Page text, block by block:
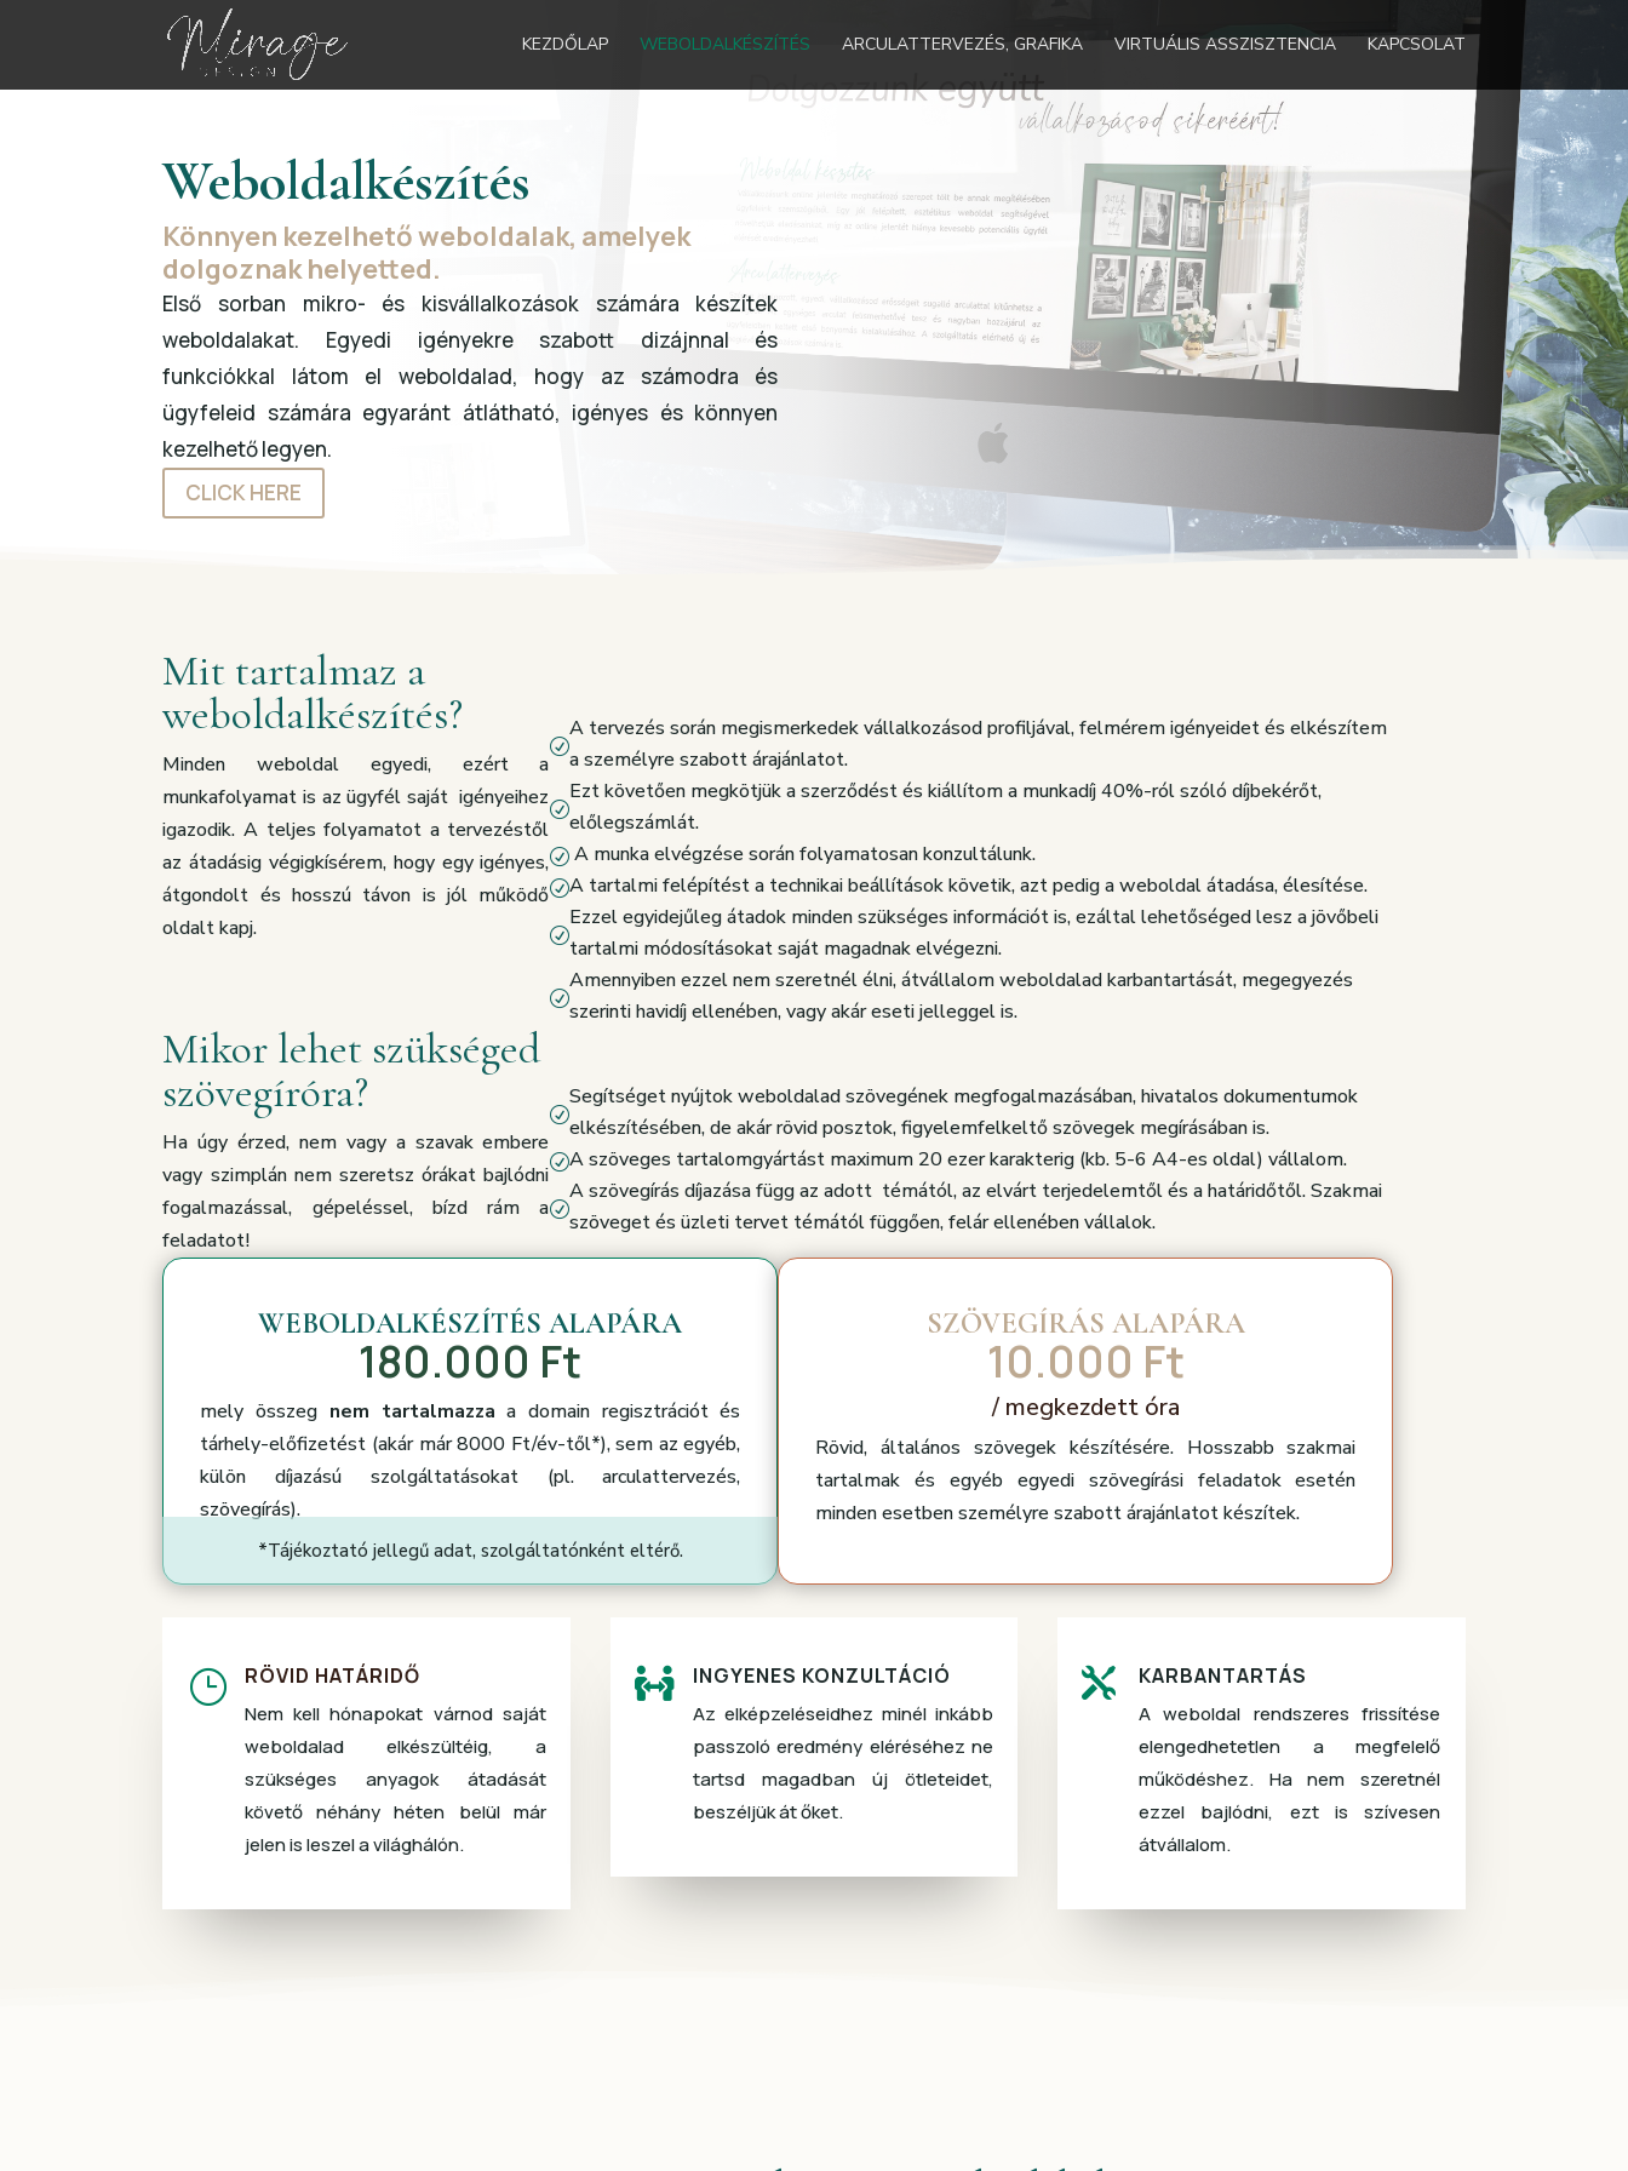
KEZDŐLAP WEBOLDALKÉSZÍTÉS ARCULATTERVEZÉS, GRAFIKA VIRTUÁLIS ASSZISZTENCIA KAPCSOLAT
Weboldalkészítés
Könnyen kezelhető weboldalak, amelyek
dolgoznak helyetted.
Első sorban mikro- és kisvállalkozások számára készítek
weboldalakat. Egyedi igényekre szabott dizájnnal és
funkciókkal látom el weboldalad, hogy az számodra és
ügyfeleid számára egyaránt átlátható, igényes és könnyen
kezelhető legyen.
CLICK HERE
Mit tartalmaz a
weboldalkészítés?
Minden weboldal egyedi, ezért a
munkafolyamat is az ügyfél saját igényeihez
igazodik. A teljes folyamatot a tervezéstől
az átadásig végigkísérem, hogy egy igényes,
átgondolt és hosszú távon is jól működő
oldalt kapj.
R
A tervezés során megismerkedek vállalkozásod profiljával, felmérem igényeidet és elkészítem
a személyre szabott árajánlatot.
R
Ezt követően megkötjük a szerződést és kiállítom a munkadíj 40%-ról szóló díjbekérőt,
előlegszámlát.
R A munka elvégzése során folyamatosan konzultálunk.
RA tartalmi felépítést a technikai beállítások követik, azt pedig a weboldal átadása, élesítése.
R
Ezzel egyidejűleg átadok minden szükséges információt is, ezáltal lehetőséged lesz a jövőbeli
tartalmi módosításokat saját magadnak elvégezni.
R
Amennyiben ezzel nem szeretnél élni, átvállalom weboldalad karbantartását, megegyezés
szerinti havidíj ellenében, vagy akár eseti jelleggel is.
Mikor lehet szükséged
szövegíróra?
Ha úgy érzed, nem vagy a szavak embere
vagy szimplán nem szeretsz órákat bajlódni
fogalmazással, gépeléssel, bízd rám a
feladatot!
R
Segítséget nyújtok weboldalad szövegének megfogalmazásában, hivatalos dokumentumok
elkészítésében, de akár rövid posztok, figyelemfelkeltő szövegek megírásában is.
RA szöveges tartalomgyártást maximum 20 ezer karakterig (kb. 5-6 A4-es oldal) vállalom.
R
A szövegírás díjazása függ az adott témától, az elvárt terjedelemtől és a határidőtől. Szakmai
szöveget és üzleti tervet témától függően, felár ellenében vállalok.
WEBOLDALKÉSZÍTÉS ALAPÁRA
180.000 Ft
mely összeg nem tartalmazza a domain regisztrációt és
tárhely-előfizetést (akár már 8000 Ft/év-től*), sem az egyéb,
külön díjazású szolgáltatásokat (pl. arculattervezés,
szövegírás).
*Tájékoztató jellegű adat, szolgáltatónként eltérő.
SZÖVEGÍRÁS ALAPÁRA
10.000 Ft
/ megkezdett óra
Rövid, általános szövegek készítésére. Hosszabb szakmai
tartalmak és egyéb egyedi szövegírási feladatok esetén
minden esetben személyre szabott árajánlatot készítek.
} RÖVID HATÁRIDŐ
Nem kell hónapokat várnod saját
weboldalad elkészültéig, a
szükséges anyagok átadását
követő néhány héten belül már
jelen is leszel a világhálón.
 INGYENES KONZULTÁCIÓ
Az elképzeléseidhez minél inkább
passzoló eredmény eléréséhez ne
tartsd magadban új ötleteidet,
beszéljük át őket.
 KARBANTARTÁS
A weboldal rendszeres frissítése
elengedhetetlen a megfelelő
működéshez. Ha nem szeretnél
ezzel bajlódni, ezt is szívesen
átvállalom.